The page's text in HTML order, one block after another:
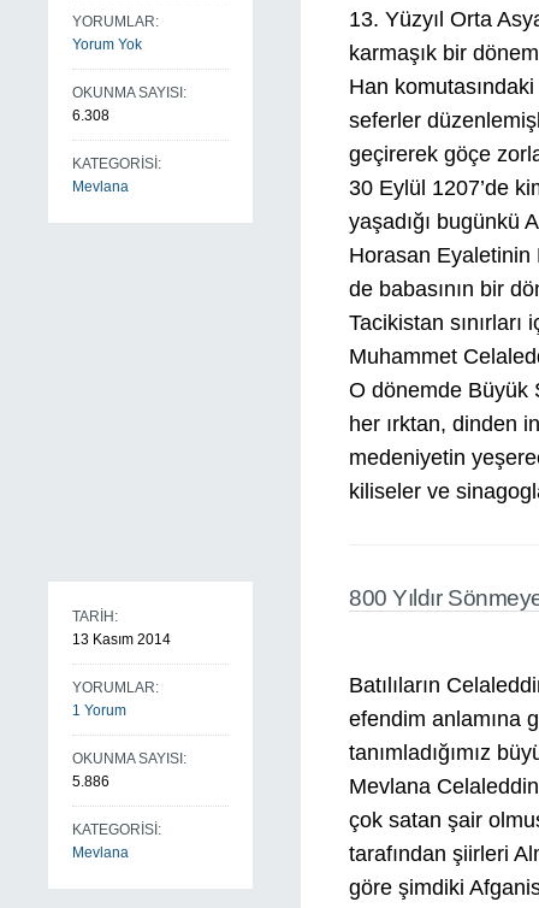
YORUMLAR:
Yorum Yok
OKUNMA SAYISI:
6.308
KATEGORİSİ:
Mevlana
13. Yüzyıl Orta
karmaşık bir
Han
seferler
geçirerek göçe
30 Eylül 1207’de
yaşadığı bugünkü
Horasan
de babasının bir
Tacikistan
Muhammet
O dönemde Büyük
her ırktan, dinden
medeniyetin
kiliseler ve
TARİH:
13 Kasım 2014
YORUMLAR:
1 Yorum
OKUNMA SAYISI:
5.886
KATEGORİSİ:
Mevlana
800 Yıldır
Batılıların
efendim anlamına
tanımladığımız
Mevlana
çok satan şair
tarafından şiirleri
göre şimdiki